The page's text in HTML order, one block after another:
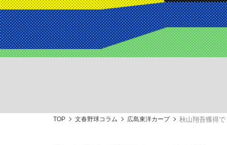
「90%は失敗する。でも…」本田圭佑が初
終戦から81年
TOP 文春野球コラム 広島東洋カープ 秋山翔吾獲得